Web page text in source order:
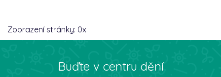
Zobrazení stránky: 0x
Buďte v centru dění